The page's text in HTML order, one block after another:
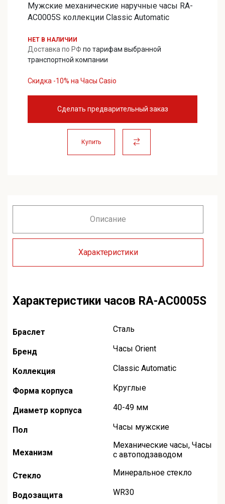
Мужские механические наручные часы RA-
AC0005S коллекции Classic Automatic
НЕТ В НАЛИЧИИ
Доставка по РФ по тарифам выбранной
транспортной компании
Скидка -10% на Часы Casio
Сделать предварительный заказ
Купить
Описание
Характеристики
Характеристики часов RA-AC0005S
Браслет Сталь
Бренд Часы Orient
Коллекция Classic Automatic
Форма корпуса Круглые
Диаметр корпуса 40-49 мм
Пол Часы мужские
Механизм
Механические часы, Часы
с автоподзаводом
Стекло Минеральное стекло
Водозащита WR30